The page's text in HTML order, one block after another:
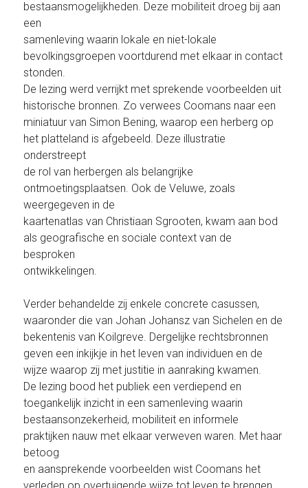
bestaansmogelijkheden. Deze mobiliteit droeg bij aan
een
samenleving waarin lokale en niet-lokale
bevolkingsgroepen voortdurend met elkaar in contact
stonden.
De lezing werd verrijkt met sprekende voorbeelden uit
historische bronnen. Zo verwees Coomans naar een
miniatuur van Simon Bening, waarop een herberg op
het platteland is afgebeeld. Deze illustratie
onderstreept
de rol van herbergen als belangrijke
ontmoetingsplaatsen. Ook de Veluwe, zoals
weergegeven in de
kaartenatlas van Christiaan Sgrooten, kwam aan bod
als geografische en sociale context van de
besproken
ontwikkelingen.
Verder behandelde zij enkele concrete casussen,
waaronder die van Johan Johansz van Sichelen en de
bekentenis van Koilgreve. Dergelijke rechtsbronnen
geven een inkijkje in het leven van individuen en de
wijze waarop zij met justitie in aanraking kwamen.
De lezing bood het publiek een verdiepend en
toegankelijk inzicht in een samenleving waarin
bestaansonzekerheid, mobiliteit en informele
praktijken nauw met elkaar verweven waren. Met haar
betoog
en aansprekende voorbeelden wist Coomans het